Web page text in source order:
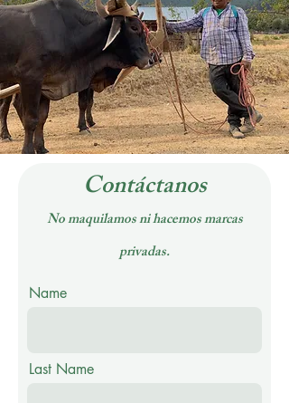
Contáctanos
No maquilamos ni hacemos marcas
privadas.
Name
Last Name